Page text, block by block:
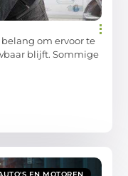
om ervoor te
blijft. Sommige
EN MOTOREN